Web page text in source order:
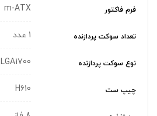
فرم فاکتور m-ATX
تعداد سوکت پردازنده 1 عدد
نوع سوکت پردازنده LGA1700
چیپ ست H610